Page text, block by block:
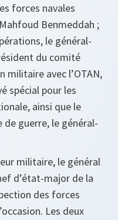
forces navales
Benmeddah ;
le général-
du comité
militaire avec l’OTAN,
spécial pour les
ainsi que le
de guerre, le général-
militaire, le général
d’état-major de la
des forces
Les deux